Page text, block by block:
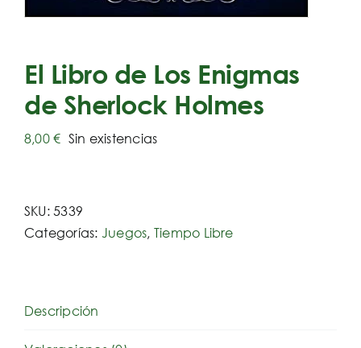
El Libro de Los Enigmas
de Sherlock Holmes
8,00€ Sin existencias
SKU:5339
Categorías: Juegos, Tiempo Libre
Descripción